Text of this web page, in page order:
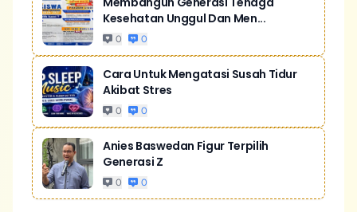
Kesehatan Unggul Dan Men...
0 0
Cara Untuk Mengatasi Susah Tidur
Akibat Stres
0 0
Anies Baswedan Figur Terpilih
Generasi Z
0 0